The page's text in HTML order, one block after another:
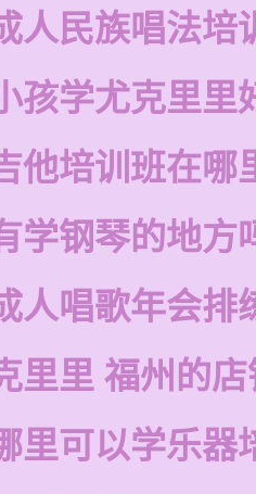
人民族唱法培
孩学尤克里里
他培训班在哪
学钢琴的地方
人唱歌年会排
里里 福州的
里可以学乐器